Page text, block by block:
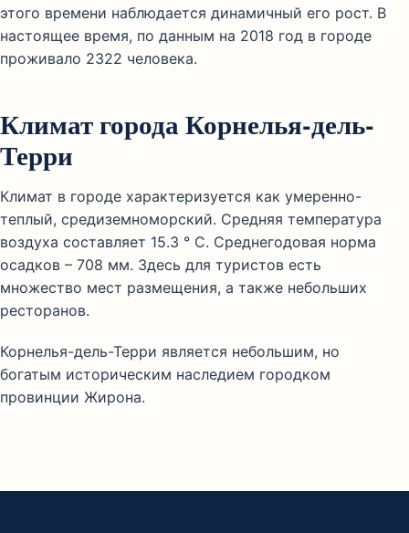
этого времени наблюдается динамичный его рост. В
настоящее время, по данным на 2018 год в городе
проживало 2322 человека.
Климат города Корнелья-дель-
Терри
Климат в городе характеризуется как умеренно-
теплый, средиземноморский. Средняя температура
воздуха составляет 15.3 ° C. Среднегодовая норма
осадков – 708 мм. Здесь для туристов есть
множество мест размещения, а также небольших
ресторанов.
Корнелья-дель-Терри является небольшим, но
богатым историческим наследием городком
провинции Жирона.